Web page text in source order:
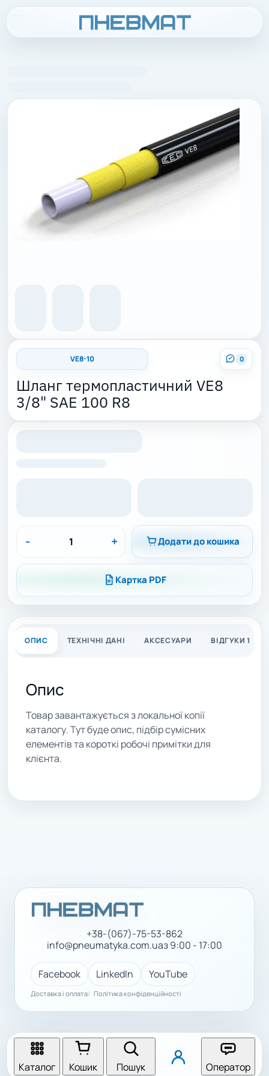
0
VE8-10
Шланг термопластичний VE8
3/8" SAE 100 R8
- + Додати до кошика
Картка PDF
ОПИС ТЕХНІЧНІ ДАНІ АКСЕСУАРИ ВІДГУКИ 1
Опис
Товар завантажується з локальної копії
каталогу. Тут буде опис, підбір сумісних
елементів та короткі робочі примітки для
клієнта.
+38-(067)-75-53-862
info@pneumatyka.com.uaз 9:00 - 17:00
Facebook LinkedIn YouTube
Доставка і оплата Політика конфіденційності
Каталог Кошик Пошук Оператор